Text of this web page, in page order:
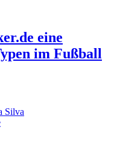
eine
im Fußball
Silva